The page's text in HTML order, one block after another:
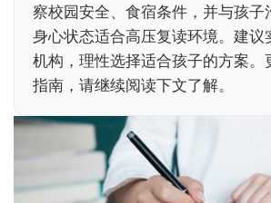
察校园安全、食宿条件，并与孩子
身心状态适合高压复读环境。建议
机构，理性选择适合孩子的方案。
指南，请继续阅读下文了解。